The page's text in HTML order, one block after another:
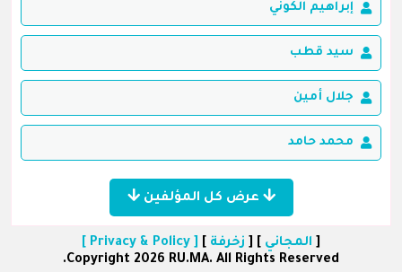
إبراهيم الكوني
سيد قطب
جلال أمين
محمد حامد
عرض كل المؤلفين
[ المجاني ] [ زخرفة ]
[ Privacy & Policy ]
Copyright 2026 RU.MA. All Rights Reserved.